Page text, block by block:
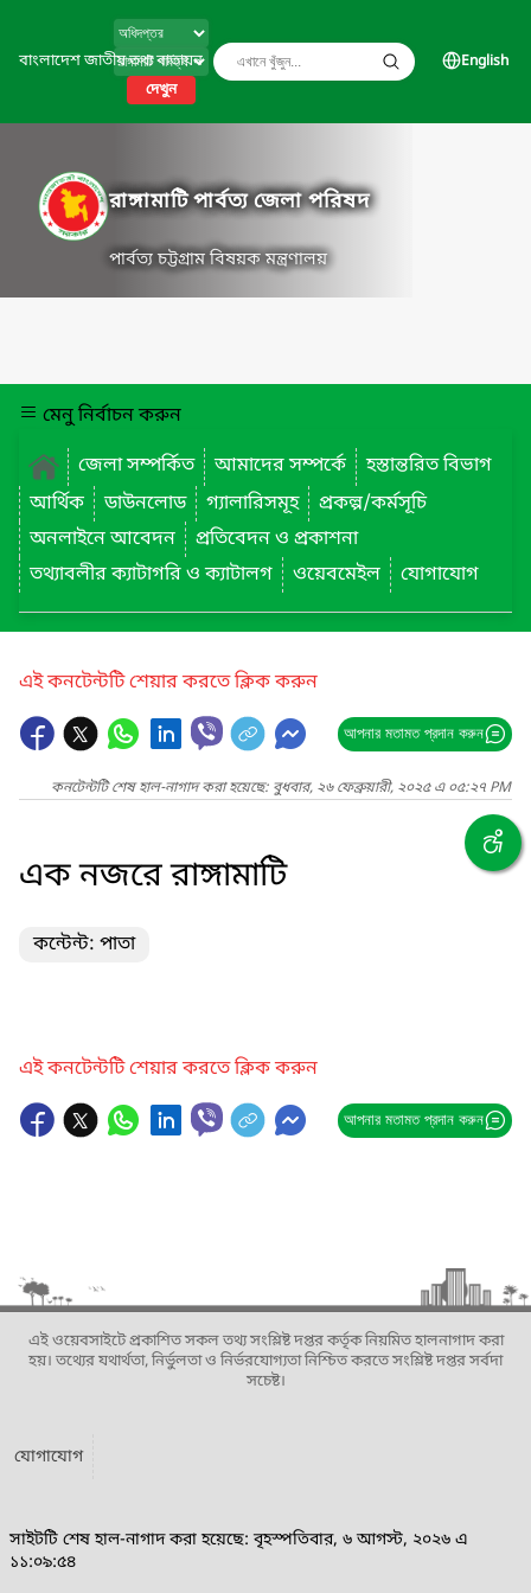
বাংলাদেশ জাতীয় তথ্য বাতায়ন
দেখুন
English
রাঙ্গামাটি পার্বত্য জেলা পরিষদ
পার্বত্য চট্টগ্রাম বিষয়ক মন্ত্রণালয়
মেনু নির্বাচন করুন
জেলা সম্পর্কিত
আমাদের সম্পর্কে
হস্তান্তরিত বিভাগ
আর্থিক
ডাউনলোড গ্যালারিসমূহ
প্রকল্প/কর্মসূচি
অনলাইনে আবেদন
প্রতিবেদন ও প্রকাশনা
তথ্যাবলীর ক্যাটাগরি ও ক্যাটালগ
ওয়েবমেইল যোগাযোগ
এই কনটেন্টটি শেয়ার করতে ক্লিক করুন
আপনার মতামত প্রদান করুন
কনটেন্টটি শেষ হাল-নাগাদ করা হয়েছে: বুধবার, ২৬ ফেব্রুয়ারী, ২০২৫ এ ০৫:২৭ PM
এক নজরে রাঙ্গামাটি
কন্টেন্ট: পাতা
এই কনটেন্টটি শেয়ার করতে ক্লিক করুন
আপনার মতামত প্রদান করুন
এই ওয়েবসাইটে প্রকাশিত সকল তথ্য সংশ্লিষ্ট দপ্তর কর্তৃক নিয়মিত হালনাগাদ করা
হয়। তথ্যের যথার্থতা, নির্ভুলতা ও নির্ভরযোগ্যতা নিশ্চিত করতে সংশ্লিষ্ট দপ্তর সর্বদা
সচেষ্ট।
যোগাযোগ
সাইটটি শেষ হাল-নাগাদ করা হয়েছে: বৃহস্পতিবার, ৬ আগস্ট, ২০২৬ এ
১১:০৯:৫৪